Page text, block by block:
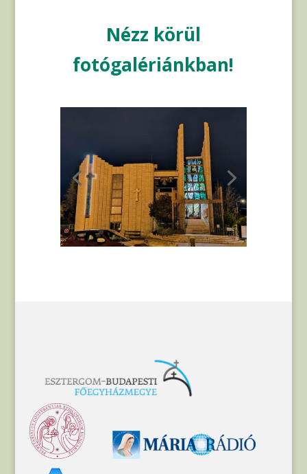
Nézz körül
fotógalériánkban!